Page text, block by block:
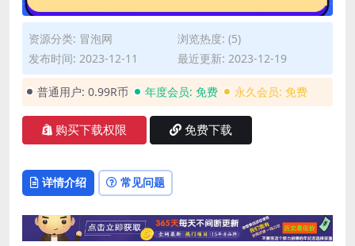
资源分类: 冒泡网
浏览热度: (5)
发布时间: 2023-12-11
最近更新: 2023-12-19
普通用户: 0.99R币 年度会员: 免费 永久会员: 免费
购买下载权限 免费下载
详情介绍 常见问题